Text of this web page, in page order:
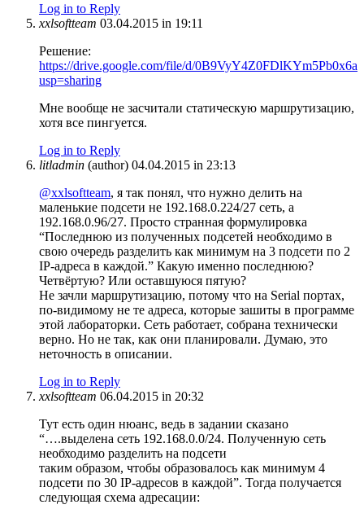
Log in to Reply
xxlsoftteam 03.04.2015 in 19:11
Решение:
https://drive.google.com/file/d/
usp=sharing
Мне вообще не засчитали статическую маршрутизацию,
хотя все пингуется.
Log in to Reply
litladmin (author) 04.04.2015 in 23:13
@xxlsoftteam, я так понял, что нужно делить на
маленькие подсети не 192.168.0.224/27 сеть, а
192.168.0.96/27. Просто странная формулировка
“Последнюю из полученных подсетей необходимо в
свою очередь разделить как минимум на 3 подсети по 2
IP-адреса в каждой.” Какую именно последнюю?
Четвёртую? Или оставшуюся пятую?
Не зачли маршрутизацию, потому что на Serial портах,
по-видимому не те адреса, которые зашиты в программе
этой лабораторки. Сеть работает, собрана технически
верно. Но не так, как они планировали. Думаю, это
неточность в описании.
Log in to Reply
xxlsoftteam 06.04.2015 in 20:32
Тут есть один нюанс, ведь в задании сказано
“….выделена сеть 192.168.0.0/24. Полученную сеть
необходимо разделить на подсети
таким образом, чтобы образовалось как минимум 4
подсети по 30 IP-адресов в каждой”. Тогда получается
следующая схема адресации: